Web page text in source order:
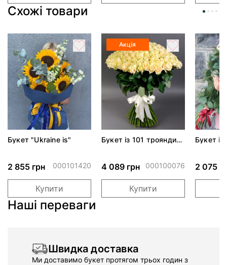
Схожі товари
Букет "Ukraine is"
2 855 грн 000101420
Купити
Акція
Букет із 101 троянди
4 089 грн 000100076
Купити
Букет
2 075
Наші переваги
Швидка доставка
Ми доставимо букет протягом трьох годин з